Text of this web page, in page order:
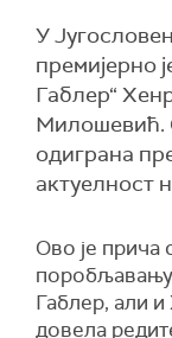
У
премијерно
Габлер“
Милошевић.
одиграна
актуелност
Ово је прича
Габлер, али и
довела